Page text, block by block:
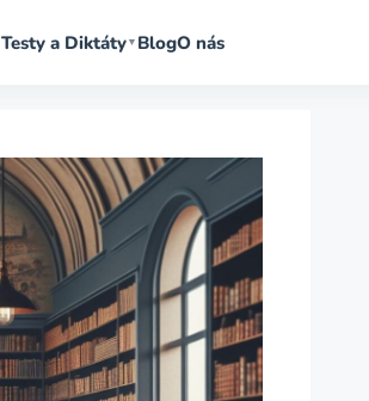
Testy a Diktáty▼ BlogO nás